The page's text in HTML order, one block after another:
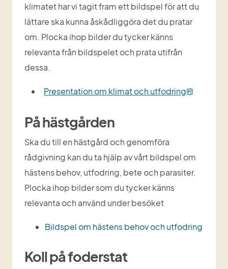
klimatet har vi tagit fram ett bildspel för att du
lättare ska kunna åskådliggöra det du pratar
om. Plocka ihop bilder du tycker känns
relevanta från bildspelet och prata utifrån
dessa.
Presentation om klimat och utfodring
På hästgården
Ska du till en hästgård och genomföra
rådgivning kan du ta hjälp av vårt bildspel om
hästens behov, utfodring, bete och parasiter.
Plocka ihop bilder som du tycker känns
relevanta och använd under besöket
Bildspel om hästens behov och utfodring
Koll på foderstat